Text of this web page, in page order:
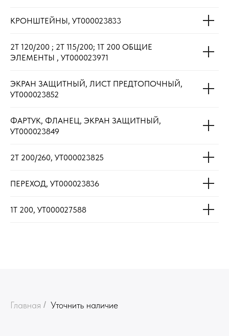
КРОНШТЕЙНЫ, УТ000023833
2Т 120/200 ; 2Т 115/200; 1Т 200 ОБЩИЕ
ЭЛЕМЕНТЫ , УТ000023971
ЭКРАН ЗАЩИТНЫЙ, ЛИСТ ПРЕДТОПОЧНЫЙ,
УТ000023852
ФАРТУК, ФЛАНЕЦ, ЭКРАН ЗАЩИТНЫЙ,
УТ000023849
2Т 200/260, УТ000023825
ПЕРЕХОД, УТ000023836
1Т 200, УТ000027588
Главная / Уточнить наличие